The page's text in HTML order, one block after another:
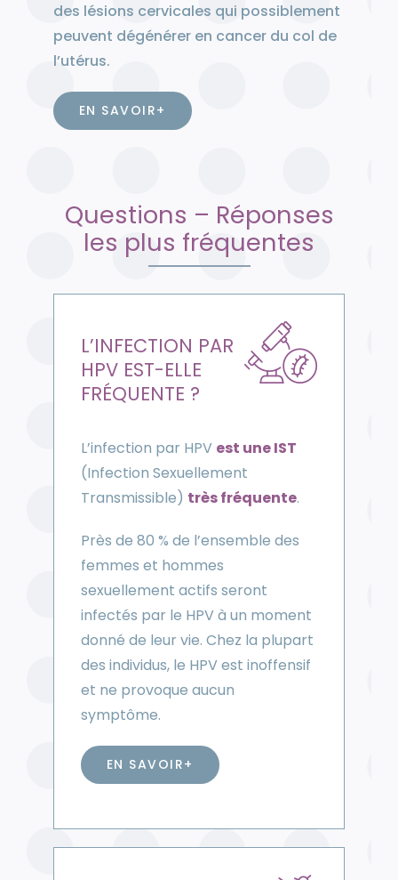
des lésions cervicales qui possiblement
peuvent dégénérer en cancer du col de
l’utérus.
EN SAVOIR+
Questions – Réponses
les plus fréquentes
L’INFECTION PAR
HPV EST-ELLE
FRÉQUENTE ?
L’infection par HPV est une IST
(Infection Sexuellement
Transmissible) très fréquente.
Près de 80 % de l’ensemble des
femmes et hommes
sexuellement actifs seront
infectés par le HPV à un moment
donné de leur vie. Chez la plupart
des individus, le HPV est inoffensif
et ne provoque aucun
symptôme.
EN SAVOIR+